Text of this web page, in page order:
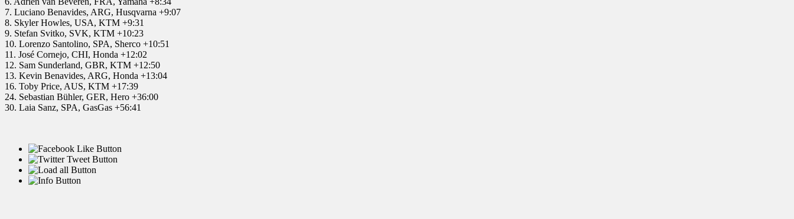
7. Luciano Benavides, ARG, Husqvarna +9:07
8. Skyler Howles, USA, KTM +9:31
9. Stefan Svitko, SVK, KTM +10:23
10. Lorenzo Santolino, SPA, Sherco +10:51
11. José Cornejo, CHI, Honda +12:02
12. Sam Sunderland, GBR, KTM +12:50
13. Kevin Benavides, ARG, Honda +13:04
16. Toby Price, AUS, KTM +17:39
24. Sebastian Bühler, GER, Hero +36:00
30. Laia Sanz, SPA, GasGas +56:41